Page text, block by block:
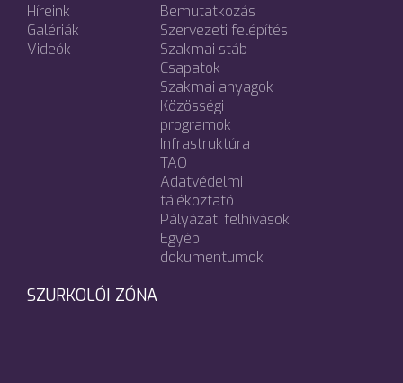
Híreink
Galériák
Videók
Bemutatkozás
Szervezeti felépítés
Szakmai stáb
Csapatok
Szakmai anyagok
Közösségi
programok
Infrastruktúra
TAO
Adatvédelmi
tájékoztató
Pályázati felhívások
Egyéb
dokumentumok
SZURKOLÓI ZÓNA